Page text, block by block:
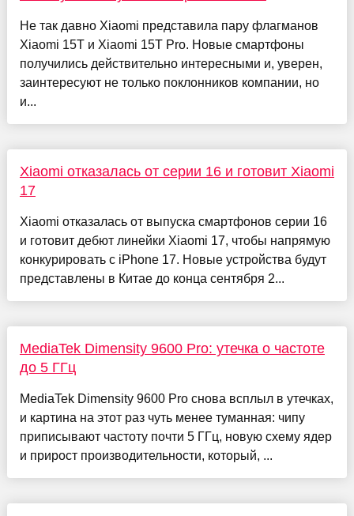
Не так давно Xiaomi представила пару флагманов
Xiaomi 15T и Xiaomi 15T Pro. Новые смартфоны
получились действительно интересными и, уверен,
заинтересуют не только поклонников компании, но
и...
Xiaomi отказалась от серии 16 и готовит Xiaomi
17
Xiaomi отказалась от выпуска смартфонов серии 16
и готовит дебют линейки Xiaomi 17, чтобы напрямую
конкурировать с iPhone 17. Новые устройства будут
представлены в Китае до конца сентября 2...
MediaTek Dimensity 9600 Pro: утечка о частоте
до 5 ГГц
MediaTek Dimensity 9600 Pro снова всплыл в утечках,
и картина на этот раз чуть менее туманная: чипу
приписывают частоту почти 5 ГГц, новую схему ядер
и прирост производительности, который, ...